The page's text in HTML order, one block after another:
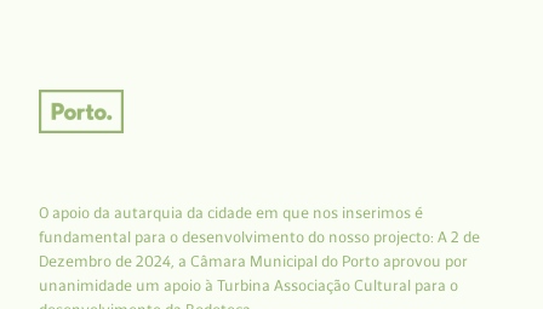
O apoio da autarquia da cidade em que nos inserimos é
fundamental para o desenvolvimento do nosso projecto: A 2 de
Dezembro de 2024, a Câmara Municipal do Porto aprovou por
unanimidade um apoio à Turbina Associação Cultural para o